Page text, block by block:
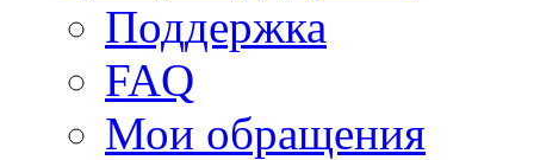
Поддержка
FAQ
Мои обращения